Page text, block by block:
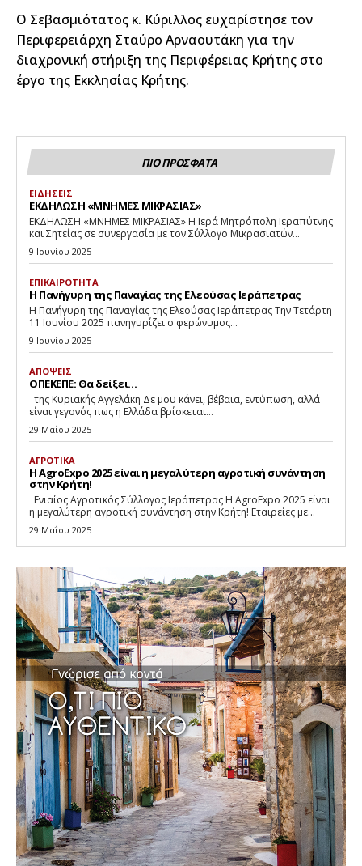
Ο Σεβασμιότατος κ. Κύριλλος ευχαρίστησε τον
Περιφερειάρχη Σταύρο Αρναουτάκη για την
διαχρονική στήριξη της Περιφέρειας Κρήτης στο
έργο της Εκκλησίας Κρήτης.
ΠΙΟ ΠΡΟΣΦΑΤΑ
ΕΙΔΗΣΕΙΣ
ΕΚΔΗΛΩΣΗ «ΜΝΗΜΕΣ ΜΙΚΡΑΣΙΑΣ»
ΕΚΔΗΛΩΣΗ «ΜΝΗΜΕΣ ΜΙΚΡΑΣΙΑΣ» Η Ιερά Μητρόπολη Ιεραπύτνης
και Σητείας σε συνεργασία με τον Σύλλογο Μικρασιατών...
9 Ιουνίου 2025
ΕΠΙΚΑΙΡΟΤΗΤΑ
Η Πανήγυρη της Παναγίας της Ελεούσας Ιεράπετρας
Η Πανήγυρη της Παναγίας της Ελεούσας Ιεράπετρας Την Τετάρτη
11 Ιουνίου 2025 πανηγυρίζει ο φερώνυμος...
9 Ιουνίου 2025
ΑΠΟΨΕΙΣ
ΟΠΕΚΕΠΕ: Θα δείξει…
είναι γεγονός πως η Ελλάδα βρίσκεται...
29 Μαΐου 2025
ΑΓΡΟΤΙΚΑ
Η AgroExpo 2025 είναι η μεγαλύτερη αγροτική συνάντηση
στην Κρήτη!
Eνιαίος Αγροτικός Σύλλογος Ιεράπετρας Η AgroExpo 2025 είναι
η μεγαλύτερη αγροτική συνάντηση στην Κρήτη! Εταιρείες με...
29 Μαΐου 2025